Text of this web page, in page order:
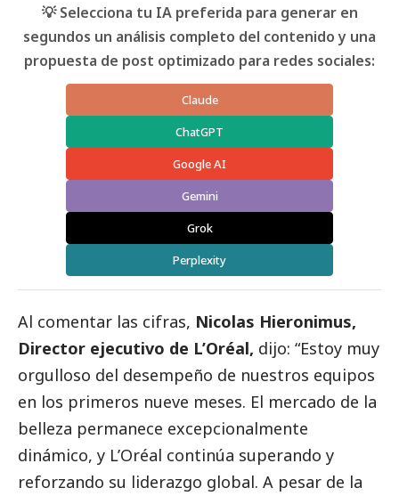
💡 Selecciona tu IA preferida para generar en
segundos un análisis completo del contenido y una
propuesta de post optimizado para redes sociales:
Claude
ChatGPT
Google AI
Gemini
Grok
Perplexity
Al comentar las cifras, Nicolas Hieronimus,
Director ejecutivo de L’Oréal, dijo: “Estoy muy
orgulloso del desempeño de nuestros equipos
en los primeros nueve meses. El mercado de la
belleza permanece excepcionalmente
dinámico, y L’Oréal continúa superando y
reforzando su liderazgo global. A pesar de la